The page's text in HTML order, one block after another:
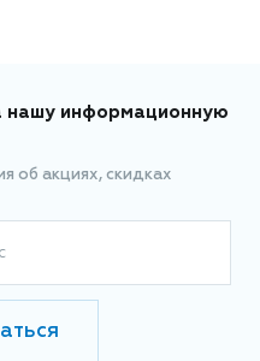
нашу информационную
об акциях, скидках